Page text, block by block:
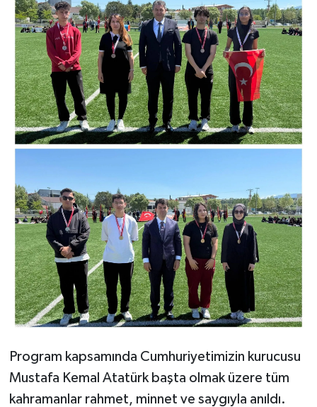
Program kapsamında Cumhuriyetimizin kurucusu
Mustafa Kemal Atatürk başta olmak üzere tüm
kahramanlar rahmet, minnet ve saygıyla anıldı.